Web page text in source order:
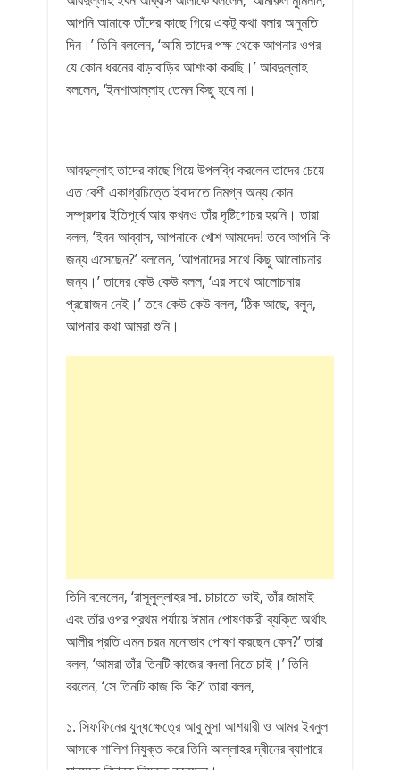
আপনি আমাকে তাঁদের কাছে গিয়ে একটু কথা বলার অনুমতি
দিন।’ তিনি বললেন, ‘আমি তাদের পক্ষ থেকে আপনার ওপর
যে কোন ধরনের বাড়াবাড়ির আশংকা করছি।’ আবদুল্লাহ
বললেন, ‘ইনশাআল্লাহ তেমন কিছু হবে না।
আবদুল্লাহ তাদের কাছে গিয়ে উপলব্ধি করলেন তাদের চেয়ে
এত বেশী একাগ্রচিত্তে ইবাদাতে নিমগ্ন অন্য কোন
সম্প্রদায় ইতিপূর্বে আর কখনও তাঁর দৃষ্টিগোচর হয়নি। তারা
বলল, ‘ইবন আব্বাস, আপনাকে খোশ আমদেদ! তবে আপনি কি
জন্য এসেছেন?’ বললেন, ‘আপনাদের সাথে কিছু আলোচনার
জন্য।’ তাদের কেউ কেউ বলল, ‘এর সাথে আলোচনার
প্রয়োজন নেই।’ তবে কেউ কেউ বলল, ‘ঠিক আছে, বলুন,
আপনার কথা আমরা শুনি।
তিনি বলেলেন, ‘রাসূলুল্লাহর সা. চাচাতো ভাই, তাঁর জামাই
এবং তাঁর ওপর প্রথম পর্যায়ে ঈমান পোষণকারী ব্যক্তি অর্থাৎ
আলীর প্রতি এমন চরম মনোভাব পোষণ করছেন কেন?’ তারা
বলল, ‘আমরা তাঁর তিনটি কাজের বদলা নিতে চাই।’ তিনি
বরলেন, ‘সে তিনটি কাজ কি কি?’ তারা বলল,
১. সিফফিনের যুদ্ধক্ষেত্রে আবু মুসা আশয়ারী ও আমর ইবনুল
আসকে শালিশ নিযুক্ত করে তিনি আল্লাহর দ্বীনের ব্যাপারে